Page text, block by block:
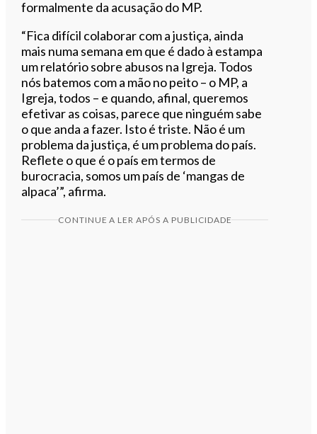
formalmente da acusação do MP.
“Fica difícil colaborar com a justiça, ainda
mais numa semana em que é dado à estampa
um relatório sobre abusos na Igreja. Todos
nós batemos com a mão no peito – o MP, a
Igreja, todos – e quando, afinal, queremos
efetivar as coisas, parece que ninguém sabe
o que anda a fazer. Isto é triste. Não é um
problema da justiça, é um problema do país.
Reflete o que é o país em termos de
burocracia, somos um país de ‘mangas de
alpaca’”, afirma.
CONTINUE A LER APÓS A PUBLICIDADE